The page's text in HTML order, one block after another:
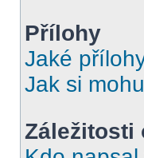
Přílohy
Jaké
Jak si
Záležitosti